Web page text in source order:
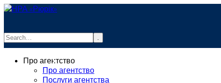
.
info@rurik.com.ua
Про агентство
Про агентство
Послуги агентства